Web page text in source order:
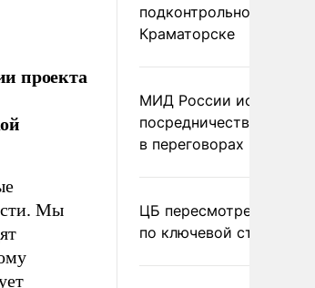
проекта
Мы
подконтрольном Киеву
Краматорске
МИД России исключил
посредничество
в переговорах по
ЦБ пересмотрел
по ключевой ставке